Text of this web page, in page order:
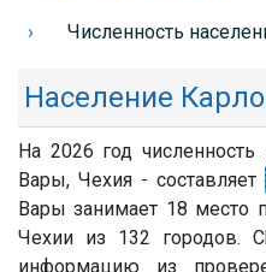
Численность
Население
На 2026 год
Вары, Чехия - составляет
Вары занимает 18 место
Чехии из 132 городов.
информацию из